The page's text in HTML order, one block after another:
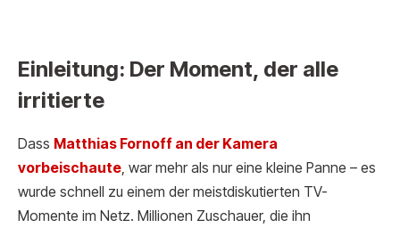
Einleitung: Der Moment, der alle
irritierte
Dass Matthias Fornoff an der Kamera
vorbeischaute , war mehr als nur eine kleine Panne – es
wurde schnell zu einem der meistdiskutierten TV-
Momente im Netz. Millionen Zuschauer, die ihn